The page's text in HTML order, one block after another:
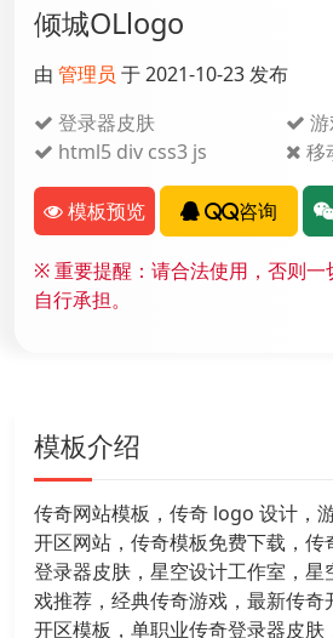
倾城OLlogo
由 管理员 于 2021-10-23 发布
登录器皮肤
html5 div css3 js
移
模板预览 QQ咨询
※重要提醒：请合法使用，否则
自行承担。
模板介绍
传奇网站模板，传奇 logo 设计，
开区网站，传奇模板免费下载，传
登录器皮肤，星空设计工作室，星
戏推荐，经典传奇游戏，最新传奇
开区模板，单职业传奇登录器皮肤